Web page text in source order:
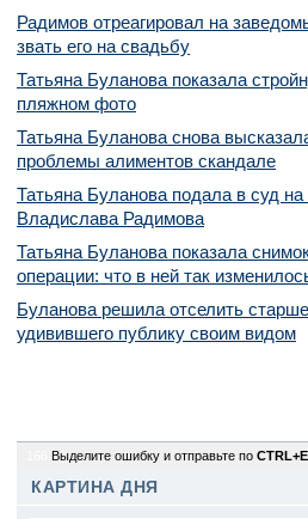
Радимов отреагировал на
звать его на свадьбу
Татьяна Буланова показала
пляжном фото
Татьяна Буланова снова
проблемы алиментов скандале
Татьяна Буланова подала в суд
Владислава Радимова
Татьяна Буланова показала
операции: что в ней так
Буланова решила отселить
удивившего публику своим видом
Выделите ошибку и отправьте по
КАРТИНА ДНЯ